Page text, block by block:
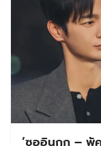
‘ซออินกุก – พัค